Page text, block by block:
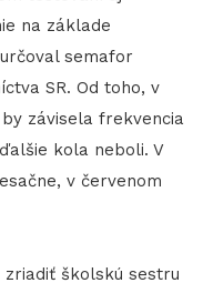
na základe
semafor
SR. Od toho, v
závisela frekvencia
kola neboli. V
v červenom
školskú sestru